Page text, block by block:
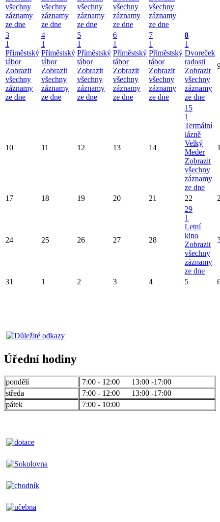
všechny
záznamy
ze dne
všechny
záznamy
ze dne
všechny
záznamy
ze dne
všechny
záznamy
ze dne
všechny
záznamy
ze dne
3
1
Příměstský
tábor
Zobrazit
všechny
záznamy
ze dne
4
1
Příměstský
tábor
Zobrazit
všechny
záznamy
ze dne
5
1
Příměstský
tábor
Zobrazit
všechny
záznamy
ze dne
6
1
Příměstský
tábor
Zobrazit
všechny
záznamy
ze dne
7
1
Příměstský
tábor
Zobrazit
všechny
záznamy
ze dne
8
1
Dvoreček
radosti
Zobrazit
všechny
záznamy
ze dne
10 11 12 13 14
15
1
Termální
lázně
Velký
Meder
Zobrazit
všechny
záznamy
ze dne
17 18 19 20 21 22
24 25 26 27 28
29
1
Letní
kino
Zobrazit
všechny
záznamy
ze dne
31 1 2 3 4 5
Úřední hodiny
pondělí
7:00 - 12:00 13:00 -17:00
středa
7:00 - 12:00 13:00 -17:00
pátek
7:00 - 10:00